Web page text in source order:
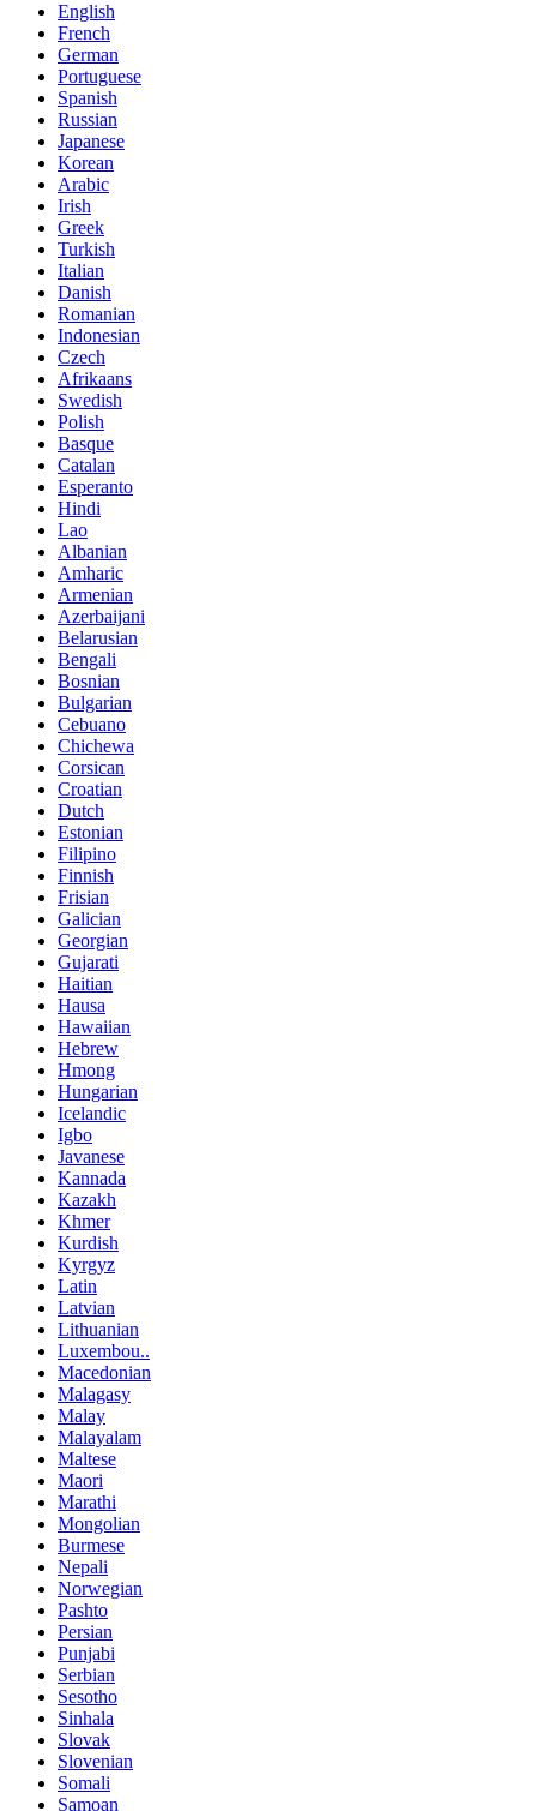
English
French
German
Portuguese
Spanish
Russian
Japanese
Korean
Arabic
Irish
Greek
Turkish
Italian
Danish
Romanian
Indonesian
Czech
Afrikaans
Swedish
Polish
Basque
Catalan
Esperanto
Hindi
Lao
Albanian
Amharic
Armenian
Azerbaijani
Belarusian
Bengali
Bosnian
Bulgarian
Cebuano
Chichewa
Corsican
Croatian
Dutch
Estonian
Filipino
Finnish
Frisian
Galician
Georgian
Gujarati
Haitian
Hausa
Hawaiian
Hebrew
Hmong
Hungarian
Icelandic
Igbo
Javanese
Kannada
Kazakh
Khmer
Kurdish
Kyrgyz
Latin
Latvian
Lithuanian
Luxembou..
Macedonian
Malagasy
Malay
Malayalam
Maltese
Maori
Marathi
Mongolian
Burmese
Nepali
Norwegian
Pashto
Persian
Punjabi
Serbian
Sesotho
Sinhala
Slovak
Slovenian
Somali
Samoan